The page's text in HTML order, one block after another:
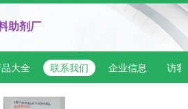
助剂厂
品大全 联系我们 企业信息 访客